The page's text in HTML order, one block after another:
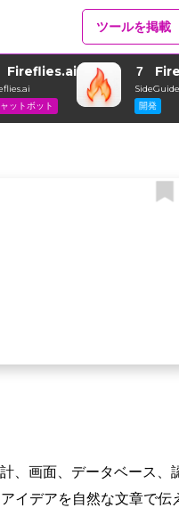
ツールを掲載
Fireflies.ai
ットボット
7
開発
、画面、データベース、
イデアを自然な文章で伝